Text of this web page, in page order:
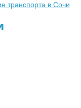
транспорта в Сочи